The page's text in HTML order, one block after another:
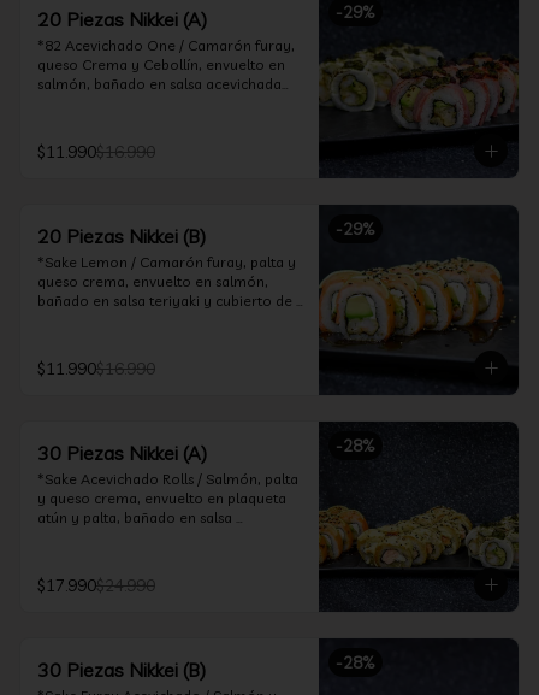
acevichado
-29%
20 Piezas Nikkei (A)
*82 Acevichado One / Camarón furay,
queso Crema y Cebollín, envuelto en
salmón, bañado en salsa acevichada
y cebollin, frito en panko cubierto de
ceviche hot.
$11.990$16.990
-29%
20 Piezas Nikkei (B)
*Sake Lemon / Camarón furay, palta y
queso crema, envuelto en salmón,
bañado en salsa teriyaki y cubierto de
*Shrimp Fire Rolls /Palta y camarón
furay, envuelto en queso crema
*Incluye 2 palitos, 2 soya 30ml, 1 salsa
teriyaki 30ml
$11.990$16.990
-28%
30 Piezas Nikkei (A)
*Sake Acevichado Rolls / Salmón, palta
y queso crema, envuelto en plaqueta
atún y palta, bañado en salsa
*Shrimp Fire Rolls / Palta y camarón
furay, envuelto en queso crema
*Almond Furay / Pollo teriyaki, queso
crema y almendras tostadas, frito en
$17.990$24.990
-28%
30 Piezas Nikkei (B)